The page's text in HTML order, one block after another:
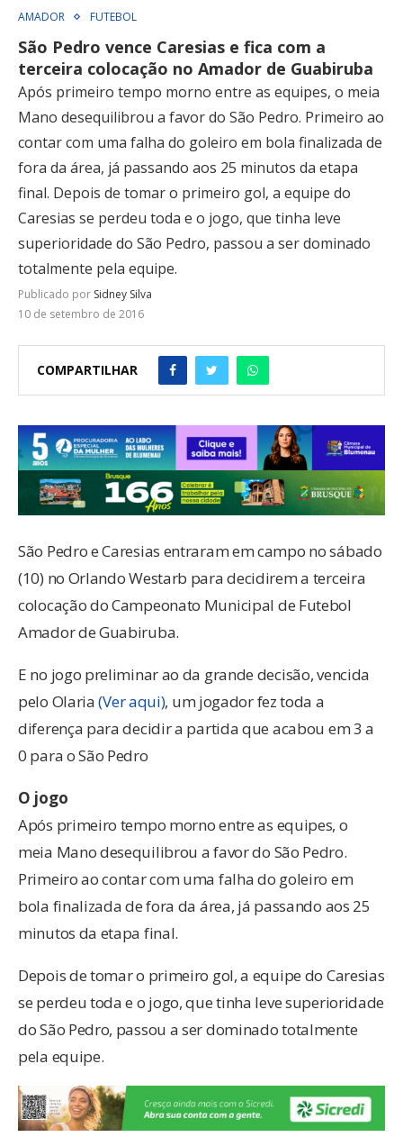
AMADOR FUTEBOL
São Pedro vence Caresias e fica com a
terceira colocação no Amador de Guabiruba
Após primeiro tempo morno entre as equipes, o meia
Mano desequilibrou a favor do São Pedro. Primeiro ao
contar com uma falha do goleiro em bola finalizada de
fora da área, já passando aos 25 minutos da etapa
final. Depois de tomar o primeiro gol, a equipe do
Caresias se perdeu toda e o jogo, que tinha leve
superioridade do São Pedro, passou a ser dominado
totalmente pela equipe.
Publicado por Sidney Silva
10 de setembro de 2016
COMPARTILHAR
São Pedro e Caresias entraram em campo no sábado
(10) no Orlando Westarb para decidirem a terceira
colocação do Campeonato Municipal de Futebol
Amador de Guabiruba.
E no jogo preliminar ao da grande decisão, vencida
pelo Olaria(Ver aqui), um jogador fez toda a
diferença para decidir a partida que acabou em 3 a
0 para o São Pedro
O jogo
Após primeiro tempo morno entre as equipes, o
meia Mano desequilibrou a favor do São Pedro.
Primeiro ao contar com uma falha do goleiro em
bola finalizada de fora da área, já passando aos 25
minutos da etapa final.
Depois de tomar o primeiro gol, a equipe do Caresias
se perdeu toda e o jogo, que tinha leve superioridade
do São Pedro, passou a ser dominado totalmente
pela equipe.